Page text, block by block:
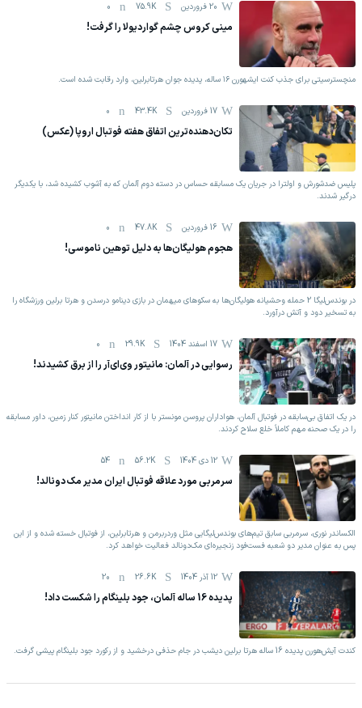
20 فروردين 75.9K
0
مینی کروس چشم گواردیولا را گرفت!
منچسترسیتی برای جذب کنت ایشهورن ۱۶ ساله، پدیده جوان هرتابرلین، وارد رقابت شده است.
17 فروردين 43.4K
0
تکان‌دهنده‌ترین اتفاق هفته فوتبال اروپا (عکس)
پلیس ضدشورش و اولترا در جریان یک مسابقه حساس در دسته دوم آلمان که به آشوب کشیده شد، با یکدیگر
درگیر شدند.
16 فروردين 47.8K
0
هجوم هولیگان‌ها به دلیل توهین ناموسی!
در بوندس‌لیگا 2 حمله وحشیانه هولیگان‌ها به سکوهای میهمان در بازی دینامو درسدن و هرتا برلین ورزشگاه را
به تسخیر دود و آتش درآورد.
17 اسفند 1404 29.9K
0
رسوایی در آلمان: مانیتور وی‌ای‌آر را از برق کشیدند!
در یک اتفاق بی‌سابقه در فوتبال آلمان، هواداران پروسن مونستر با از کار انداختن مانیتور کنار زمین، داور مسابقه
را در یک صحنه مهم کاملاً خلع سلاح کردند.
12 دی 1404 56.2K
54
سرمربی مورد علاقه فوتبال ایران مدیر مک دونالد!
الکساندر نوری، سرمربی سابق تیم‌های بوندس‌لیگایی مثل وردربرمن و هرتابرلین، از فوتبال خسته شده و از این
پس به عنوان مدیر دو شعبه فست‌فود زنجیره‌ای مک‌دونالد فعالیت خواهد کرد.
12 آذر 1404 26.6K
20
پدیده 16 ساله آلمان، جود بلینگام را شکست داد!
کندت آیش‌هورن پدیده 16 ساله هرتا برلین دیشب در جام حذفی درخشید و از رکورد جود بلینگام پیشی گرفت.